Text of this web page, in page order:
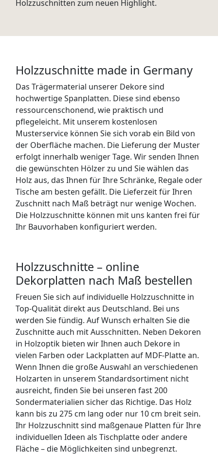
Holzzuschnitten zum neuen Highlight.
Holzzuschnitte made in Germany
Das Trägermaterial unserer Dekore sind
hochwertige Spanplatten. Diese sind ebenso
ressourcenschonend, wie praktisch und
pflegeleicht. Mit unserem kostenlosen
Musterservice können Sie sich vorab ein Bild von
der Oberfläche machen. Die Lieferung der Muster
erfolgt innerhalb weniger Tage. Wir senden Ihnen
die gewünschten Hölzer zu und Sie wählen das
Holz aus, das Ihnen für Ihre Schränke, Regale oder
Tische am besten gefällt. Die Lieferzeit für Ihren
Zuschnitt nach Maß beträgt nur wenige Wochen.
Die Holzzuschnitte können mit uns kanten frei für
Ihr Bauvorhaben konfiguriert werden.
Holzzuschnitte – online
Dekorplatten nach Maß bestellen
Freuen Sie sich auf individuelle Holzzuschnitte in
Top-Qualität direkt aus Deutschland. Bei uns
werden Sie fündig. Auf Wunsch erhalten Sie die
Zuschnitte auch mit Ausschnitten. Neben Dekoren
in Holzoptik bieten wir Ihnen auch Dekore in
vielen Farben oder Lackplatten auf MDF-Platte an.
Wenn Ihnen die große Auswahl an verschiedenen
Holzarten in unserem Standardsortiment nicht
ausreicht, finden Sie bei unseren fast 200
Sondermaterialien sicher das Richtige. Das Holz
kann bis zu 275 cm lang oder nur 10 cm breit sein.
Ihr Holzzuschnitt sind maßgenaue Platten für Ihre
individuellen Ideen als Tischplatte oder andere
Fläche – die Möglichkeiten sind unbegrenzt.